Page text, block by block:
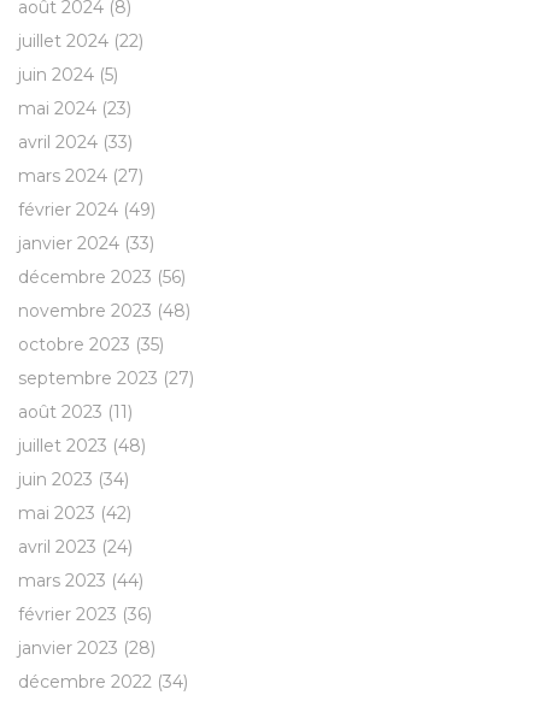
août 2024 (8)
juillet 2024 (22)
juin 2024 (5)
mai 2024 (23)
avril 2024 (33)
mars 2024 (27)
février 2024 (49)
janvier 2024 (33)
décembre 2023 (56)
novembre 2023 (48)
octobre 2023 (35)
septembre 2023 (27)
août 2023 (11)
juillet 2023 (48)
juin 2023 (34)
mai 2023 (42)
avril 2023 (24)
mars 2023 (44)
février 2023 (36)
janvier 2023 (28)
décembre 2022 (34)